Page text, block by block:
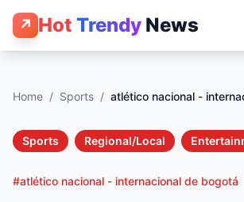
↗ Hot Trendy News
Home / Sports / atlético nacional -
Sports Regional/Local
#atlético nacional - internacional de bogotá